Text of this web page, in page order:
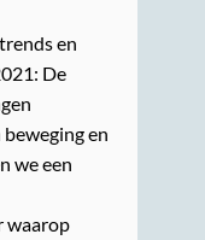
en
De
en
we een
waarop